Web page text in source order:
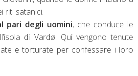
riti satanici.
pari degli uomini, che conduce le
di Vardø. Qui vengono tenute
e torturate per confessare i loro